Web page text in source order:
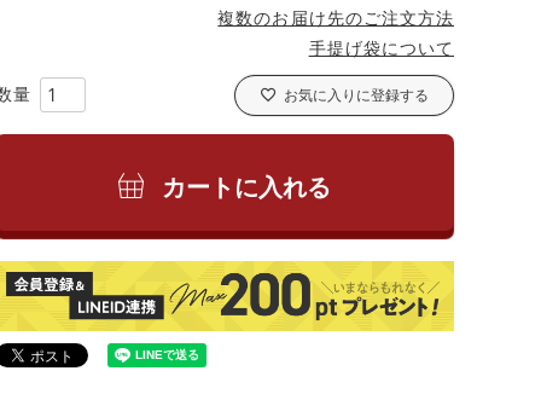
複数のお届け先のご注文方法
手提げ袋について
お気に入りに登録する
カートに入れる